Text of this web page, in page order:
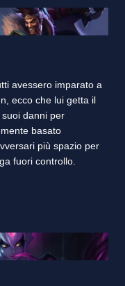
avessero imparato a
ecco che lui getta il
danni per
basato
più spazio per
fuori controllo.